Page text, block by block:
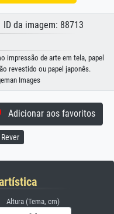
da imagem: 88713
impressão de arte em tela, papel
revestido ou papel japonês.
Images
Adicionar aos favoritos
Altura (Tema, cm)